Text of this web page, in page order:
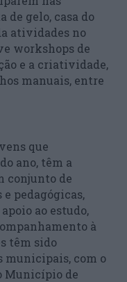
gelo, casa do
atividades no
workshops de
e a criatividade,
manuais, entre
que
ano, têm a
conjunto de
pedagógicas,
ao estudo,
à
têm sido
municipais, com o
Município de